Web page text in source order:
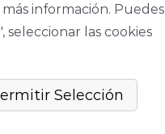
más información. Puedes
las cookies